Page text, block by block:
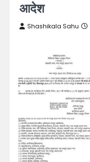
आदेश
Shashikala Sahu